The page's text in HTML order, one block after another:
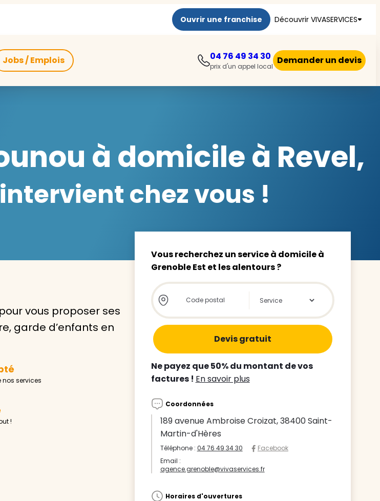
Ouvrir une franchise Découvrir VIVASERVICES
Jobs / Emplois 04 76 49 34 30
prix d'un appel local
Demander un devis
trouvez le
à domicile qui vous
de votre logement, la garde de votre enfant
d’un parent, nos intervenants à
pour vous épauler.
Trouver mon agence
à domicile à Revel,
intervient chez vous !
pour vous proposer ses
garde d’enfants en
nos services
!
Vous recherchez un service à domicile à
Grenoble Est et les alentours ?
Store locator global - Autocompletion
Rechercher
Ne payez que 50% du montant de vos
factures ! En savoir plus
Coordonnées
189 avenue Ambroise Croizat, 38400 Saint-
Martin-d'Hères
Téléphone : 04 76 49 34 30
Facebook
Email :
agence.grenoble@vivaservices.fr
Horaires d'ouvertures